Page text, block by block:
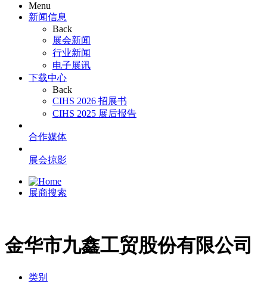
Menu
新闻信息
Back
展会新闻
行业新闻
电子展讯
下载中心
Back
CIHS 2026 招展书
CIHS 2025 展后报告
合作媒体
展会掠影
展商搜索
金华市九鑫工贸股份有限公司
类别